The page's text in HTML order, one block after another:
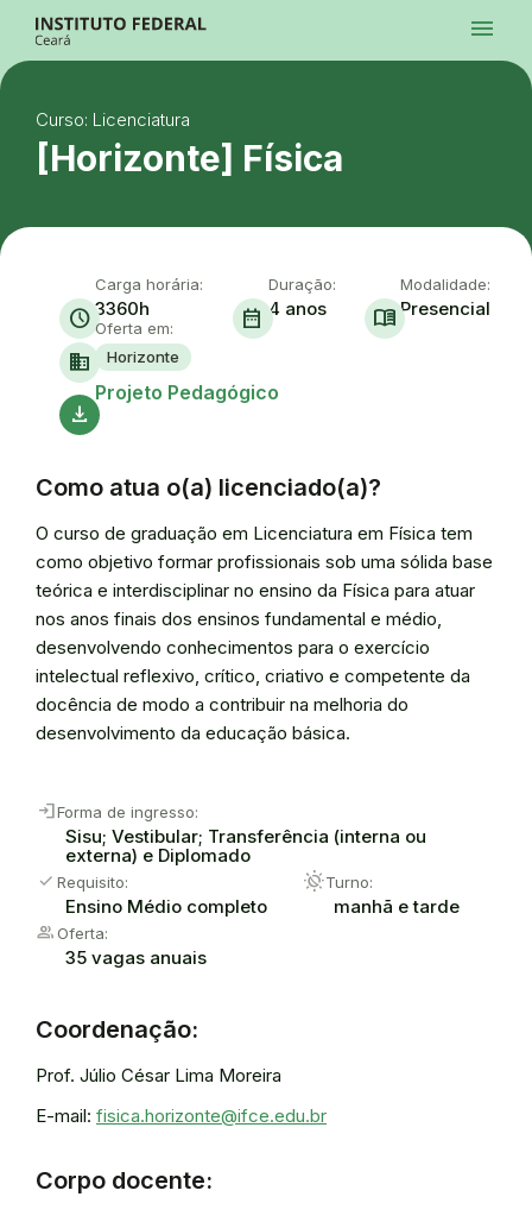
Ir para a busca
Ir para o menu principal
Ir para o conteúdo
Alto Contraste
Login da Área Administrativa
Acessibilidade
menu
Curso: Licenciatura
[Horizonte] Física
schedule
Carga horária:
3360h date_range
Duração:
4 anos menu_book
Modalidade:
Presencial
domain
Oferta em:
Horizonte
download
Projeto Pedagógico
Como atua o(a) licenciado(a)?
O curso de graduação em Licenciatura em Física tem
como objetivo formar profissionais sob uma sólida base
teórica e interdisciplinar no ensino da Física para atuar
nos anos finais dos ensinos fundamental e médio,
desenvolvendo conhecimentos para o exercício
intelectual reflexivo, crítico, criativo e competente da
docência de modo a contribuir na melhoria do
desenvolvimento da educação básica.
loginForma de ingresso:
Sisu; Vestibular; Transferência (interna ou
externa) e Diplomado
check Requisito:
Ensino Médio completo
routineTurno:
manhã e tarde
groupOferta:
35 vagas anuais
Coordenação:
Prof. Júlio César Lima Moreira
E-mail: fisica.horizonte@ifce.edu.br
Corpo docente: